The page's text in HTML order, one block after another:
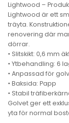
Lightwood –
Lightwood är ett
träyta.
renovering där
dörrar.
• Slitskikt: 0,6 mm
• Ytbehandling: 6
• Anpassad för
• Baksida: Papp
• Stabil
Golvet ger ett
yta för normal